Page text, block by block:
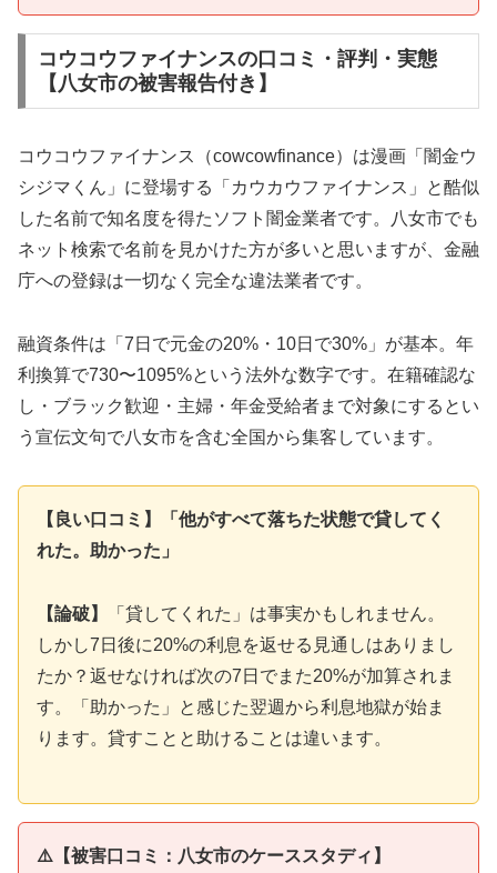
コウコウファイナンスの口コミ・評判・実態
【八女市の被害報告付き】
コウコウファイナンス（cowcowfinance）は漫画「闇金ウ
シジマくん」に登場する「カウカウファイナンス」と酷似
した名前で知名度を得たソフト闇金業者です。八女市でも
ネット検索で名前を見かけた方が多いと思いますが、金融
庁への登録は一切なく完全な違法業者です。
融資条件は「7日で元金の20%・10日で30%」が基本。年
利換算で730〜1095%という法外な数字です。在籍確認な
し・ブラック歓迎・主婦・年金受給者まで対象にするとい
う宣伝文句で八女市を含む全国から集客しています。
【良い口コミ】「他がすべて落ちた状態で貸してく
れた。助かった」
【論破】
「貸してくれた」は事実かもしれません。
しかし7日後に20%の利息を返せる見通しはありまし
たか？返せなければ次の7日でまた20%が加算されま
す。「助かった」と感じた翌週から利息地獄が始ま
ります。貸すことと助けることは違います。
⚠️【被害口コミ：八女市のケーススタディ】